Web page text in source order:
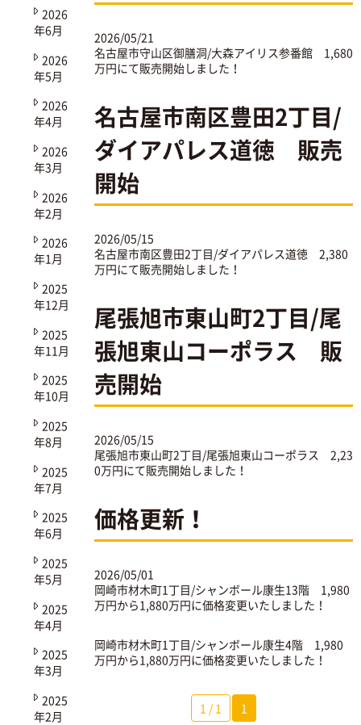
2026/05/21
名古屋市守山区御膳洞/大森アイリス参番館 1,680
万円にて販売開始しました！
名古屋市南区豊田2丁目/
ダイアパレス道徳 販売
開始
2026/05/15
名古屋市南区豊田2丁目/ダイアパレス道徳 2,380
万円にて販売開始しました！
尾張旭市東山町2丁目/尾
張旭東山コーポラス 販
売開始
2026/05/15
尾張旭市東山町2丁目/尾張旭東山コーポラス 2,23
0万円にて販売開始しました！
価格更新！
2026/05/01
岡崎市材木町1丁目/シャンボール康生13階 1,980
万円から1,880万円に価格変更いたしました！
岡崎市材木町1丁目/シャンボール康生4階 1,980
万円から1,880万円に価格変更いたしました！
1 / 1 1
2026
年6月
2026
年5月
2026
年4月
2026
年3月
2026
年2月
2026
年1月
2025
年12月
2025
年11月
2025
年10月
2025
年8月
2025
年7月
2025
年6月
2025
年5月
2025
年4月
2025
年3月
2025
年2月